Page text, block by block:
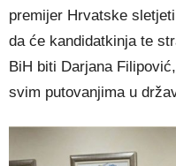
premijer Hrvatske
da će kandidatkinja te
BiH biti Darjana
svim putovanjima u